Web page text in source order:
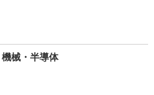
械・半導体